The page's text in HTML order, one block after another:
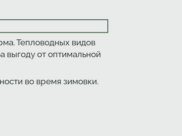
Тепловодных видов
выгоду от оптимальной
во время зимовки.